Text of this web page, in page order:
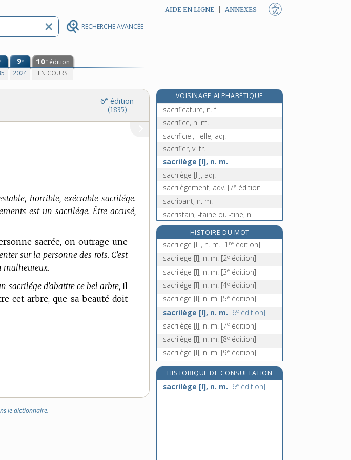
RECHERCHE AVANCÉE
AIDE EN LIGNE ANNEXES
9e
2024
10e édition
EN COURS
6e édition
(1835)
horrible, exécrable sacrilége.
est un sacrilége. Être accusé,
sacrée, on outrage une
sur la personne des rois. C’est
malheureux.
sacrilége d’abattre ce bel arbre, Il
cet arbre, que sa beauté doit
le dictionnaire.
VOISINAGE ALPHABÉTIQUE
sacrificateur, -trice, n.
sacrificature, n. f.
sacrifice, n. m.
sacrificiel, -ielle, adj.
sacrifier, v. tr.
sacrilège [I], n. m.
sacrilège [II], adj.
sacrilègement, adv. [7e édition]
sacripant, n. m.
sacristain, -taine ou -tine, n.
sacriste, n. m.[5eédition]
sacristi !, interj.
sacristie, n. f.
sacristine, n. f.
HISTOIRE DU MOT
sacrilege [II], n. m. [1 re édition]
sacrilege [I], n. m. [2e édition]
sacrilége [I], n. m. [3e édition]
sacrilége [I], n. m. [4e édition]
sacrilége [I], n. m. [5e édition]
sacrilége [I], n. m. [6e édition]
sacrilège [I], n. m. [7e édition]
sacrilège [I], n. m. [8e édition]
sacrilège [I], n. m. [9e édition]
HISTORIQUE DE CONSULTATION
sacrilége [I], n. m. [6e édition]